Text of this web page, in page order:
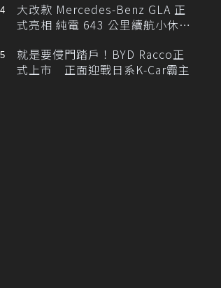
大改款 Mercedes-Benz GLA 正
式亮相 純電 643 公里續航小休
就是要侵門踏戶！BYD Racco正
式上市 正面迎戰日系K-Car霸主